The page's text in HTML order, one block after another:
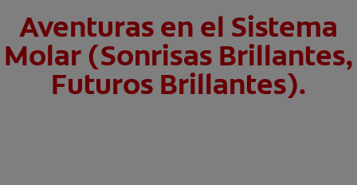
Aventuras en el Sistema
Molar (Sonrisas Brillantes,
Futuros Brillantes).